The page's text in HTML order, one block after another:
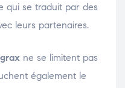
qui se traduit par des
leurs partenaires.
ne se limitent pas
également le